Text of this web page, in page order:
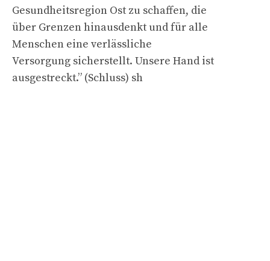
Gesundheitsregion Ost zu schaffen, die
über Grenzen hinausdenkt und für alle
Menschen eine verlässliche
Versorgung sicherstellt. Unsere Hand ist
ausgestreckt.” (Schluss) sh